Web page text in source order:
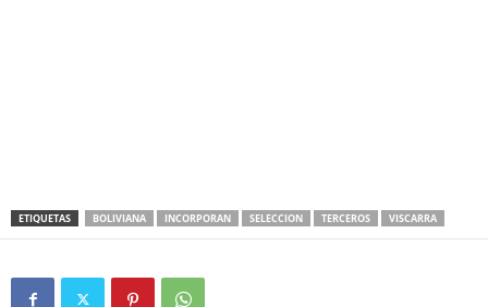
ETIQUETAS BOLIVIANA INCORPORAN SELECCION TERCEROS VISCARRA